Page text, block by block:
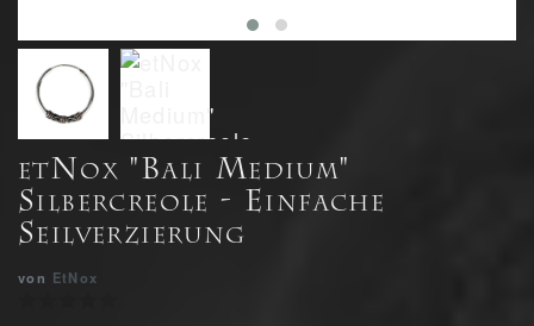
etNox "Bali Medium"
Silbercreole - Einfache
Seilverzierung
von EtNox